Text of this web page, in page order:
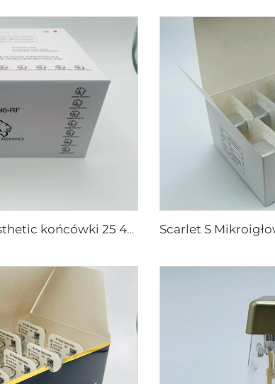
Pixel8 RF Rohrer Aesthetic końcówki 25 49 64